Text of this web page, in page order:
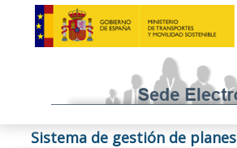
Sistema de gestión de